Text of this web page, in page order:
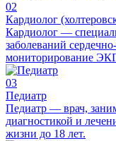
02
Кардиолог
Кардиолог —
заболеваний
мониторирование
03
Педиатр
Педиатр — врач,
диагностикой и
жизни до 18 лет.